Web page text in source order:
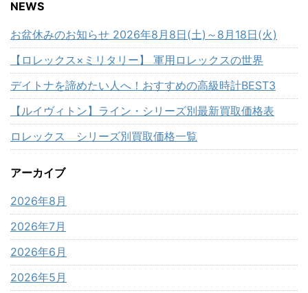
NEWS
お盆休みのお知らせ 2026年8月8日(土)～8月18日(火)
【ロレックス×ミリタリー】 軍用ロレックスの世界
デイトナを諦めたい人へ！おすすめの高級時計BEST3
【ルイヴィトン】ライン・シリーズ別最新買取価格表
ロレックス シリーズ別買取価格一覧
アーカイブ
2026年8月
2026年7月
2026年6月
2026年5月